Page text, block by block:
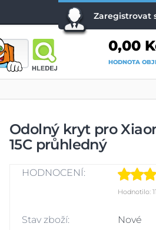
Zaregistrovat
0,00
HODNOTA
Odolný kryt pro
15C průhledný
HODNOCENÍ:
Hodnotilo: 11
Stav zboží:
Nové